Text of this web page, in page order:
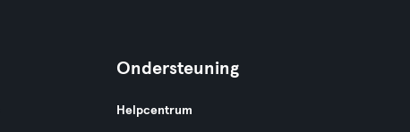
Ondersteuning
Helpcentrum